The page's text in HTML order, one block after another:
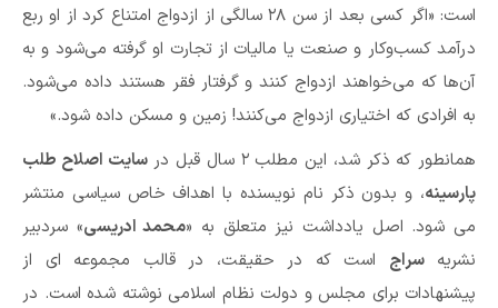
است: «اگر کسی بعد از سن ۲۸ سالگی از ازدواج امتناع کرد از او ربع
درآمد کسب‌وکار و صنعت یا مالیات از تجارت او گرفته می‌شود و به
آن‌ها که می‌خواهند ازدواج کنند و گرفتار فقر هستند داده می‌شود.
به افرادی که اختیاری ازدواج می‌کنند! زمین و مسکن داده شود.»
همانطور که ذکر شد، این مطلب ۲ سال قبل در
سایت اصلاح طلب
پارسینه، و بدون ذکر نام نویسنده با اهداف خاص سیاسی منتشر
می شود. اصل یادداشت نیز متعلق به «محمد ادریسی» سردبیر
نشریهسراج است که در حقیقت، در قالب مجموعه ای از
پیشنهادات برای مجلس و دولت نظام اسلامی نوشته شده است. در